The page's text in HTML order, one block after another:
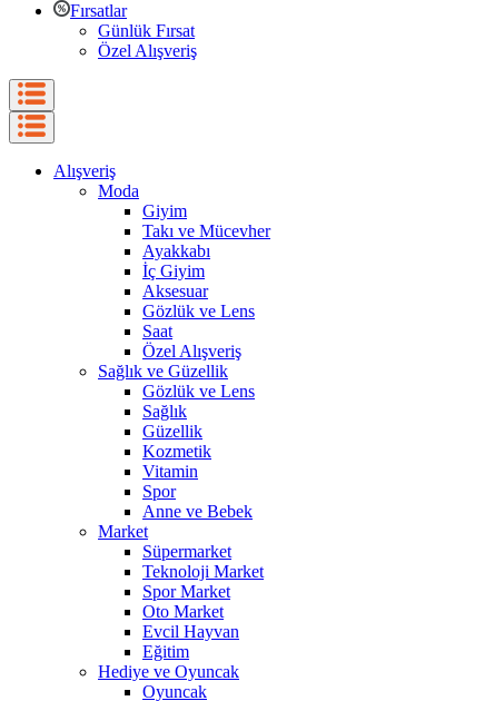
Fırsatlar
Günlük Fırsat
Özel Alışveriş
Alışveriş
Moda
Giyim
Takı ve Mücevher
Ayakkabı
İç Giyim
Aksesuar
Gözlük ve Lens
Saat
Özel Alışveriş
Sağlık ve Güzellik
Gözlük ve Lens
Sağlık
Güzellik
Kozmetik
Vitamin
Spor
Anne ve Bebek
Market
Süpermarket
Teknoloji Market
Spor Market
Oto Market
Evcil Hayvan
Eğitim
Hediye ve Oyuncak
Oyuncak